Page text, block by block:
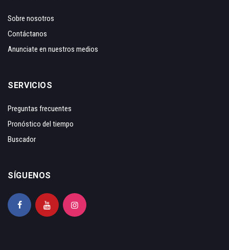
Sobre nosotros
Contáctanos
Anunciate en nuestros medios
SERVICIOS
Preguntas frecuentes
Pronóstico del tiempo
Buscador
SÍGUENOS